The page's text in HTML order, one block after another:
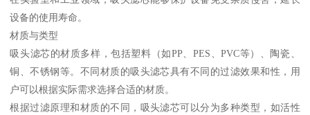
设备的使用寿命。
材质与类型
吸头滤芯的材质多样，包括塑料（如PP、PES、PVC等）、陶瓷、
铜、不锈钢等。不同材质的吸头滤芯具有不同的过滤效果和性，用
户可以根据实际需求选择合适的材质。
根据过滤原理和材质的不同，吸头滤芯可以分为多种类型，如活性